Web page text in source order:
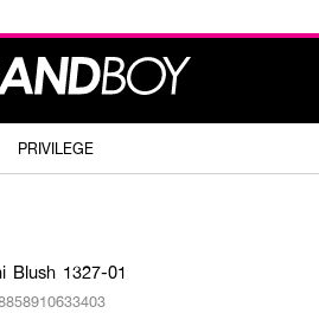
PRIVILEGE
Blush 1327-01